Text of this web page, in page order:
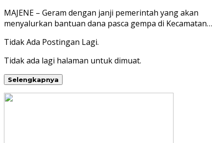
MAJENE – Geram dengan janji pemerintah yang akan
menyalurkan bantuan dana pasca gempa di Kecamatan…
Tidak Ada Postingan Lagi.
Tidak ada lagi halaman untuk dimuat.
Selengkapnya